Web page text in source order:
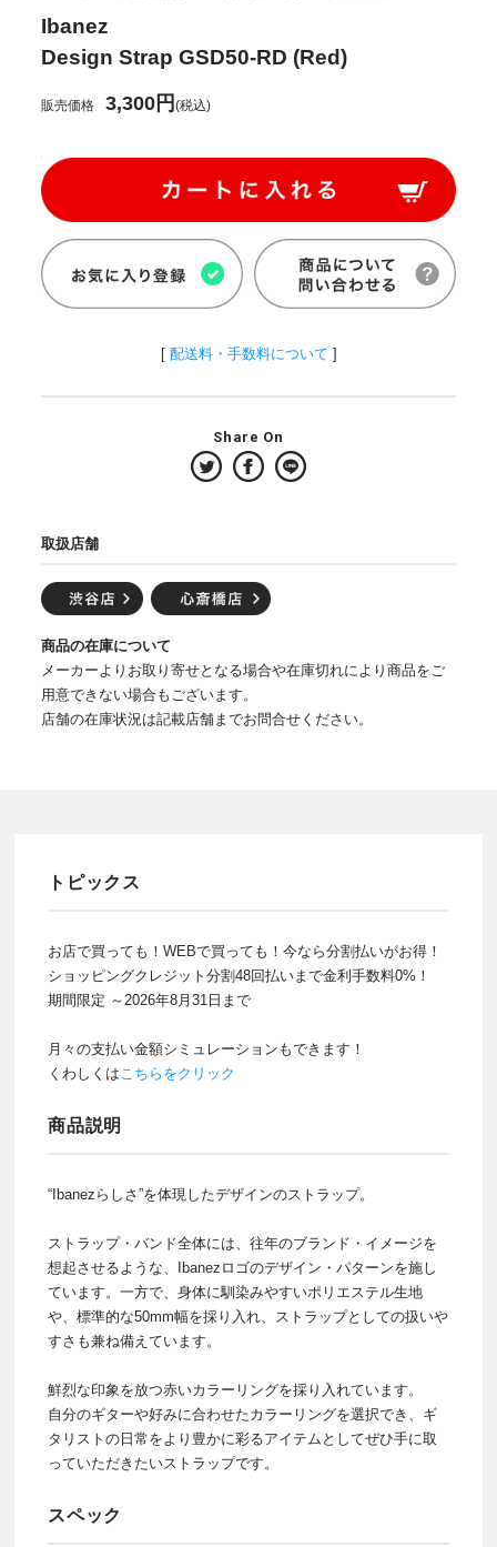
Ibanez
Design Strap GSD50-RD (Red)
販売価格 3,300円(税込)
[ 配送料・手数料について ]
Share On
取扱店舗
商品の在庫について
メーカーよりお取り寄せとなる場合や在庫切れにより商品をご
用意できない場合もございます。
店舗の在庫状況は記載店舗までお問合せください。
トピックス
お店で買っても！WEBで買っても！今なら分割払いがお得！
ショッピングクレジット分割48回払いまで金利手数料0%！
期間限定 ～2026年8月31日まで
月々の支払い金額シミュレーションもできます！
くわしくはこちらをクリック
商品説明
“Ibanezらしさ”を体現したデザインのストラップ。
ストラップ・バンド全体には、往年のブランド・イメージを
想起させるような、Ibanezロゴのデザイン・パターンを施し
ています。一方で、身体に馴染みやすいポリエステル生地
や、標準的な50mm幅を採り入れ、ストラップとしての扱いや
すさも兼ね備えています。
鮮烈な印象を放つ赤いカラーリングを採り入れています。
自分のギターや好みに合わせたカラーリングを選択でき、ギ
タリストの日常をより豊かに彩るアイテムとしてぜひ手に取
っていただきたいストラップです。
スペック